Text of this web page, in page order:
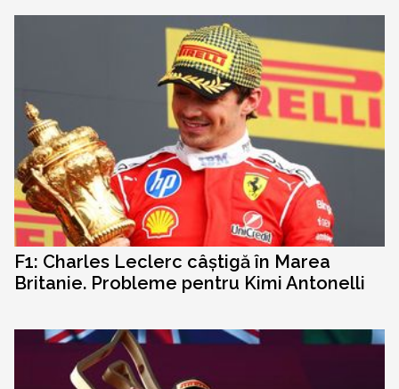
F1: Charles Leclerc câștigă în Marea
Britanie. Probleme pentru Kimi Antonelli